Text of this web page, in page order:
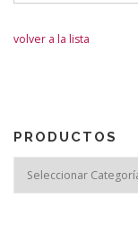
volver a la lista
PRODUCTOS